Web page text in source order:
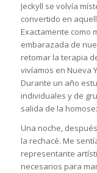
Jeckyll se volvía
convertido en
Exactamente como
embarazada de
retomar la terapia
vivíamos en Nueva
Durante un año
individuales y de
salida de la
Una noche,
la rechacé. Me
representante
necesarios para